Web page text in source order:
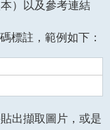
）以及參考連結
標註，範例如下：
出擷取圖片，或是